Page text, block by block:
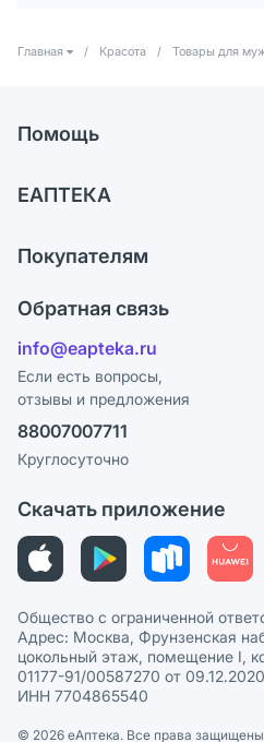
Главная / Красота / Товары для
Помощь
Самовывоз из аптек
Ответы на вопросы
Блог
ЕАПТЕКА
Карьера
Поставщики
Лицензия
Реклама на сайте
Ваши товары на ЕАПТЕКЕ
Покупателям
Программа СберСпасибо
Политика конфиденциальности
Пользовательское соглашение
Политика рекомендаций
Этика и соответствие
Политика в отношении
Обратная связь
info@eapteka.ru
Если есть вопросы,
отзывы и предложения
88007007711
Круглосуточно
Скачать приложение
Общество с ограниченной
Адрес: Москва, Фрунзенская
цокольный этаж, помещение I,
01177-91/00587270 от
ИНН 7704865540
© 2026 eАптека. Все права защищены